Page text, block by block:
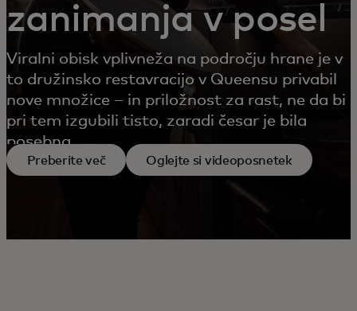
zanimanja v posel
Viralni obisk vplivneža na področju hrane je v
to družinsko restavracijo v Queensu privabil
nove množice – in priložnost za rast, ne da bi
pri tem izgubili tisto, zaradi česar je bila
posebna.
Preberite več Oglejte si videoposnetek